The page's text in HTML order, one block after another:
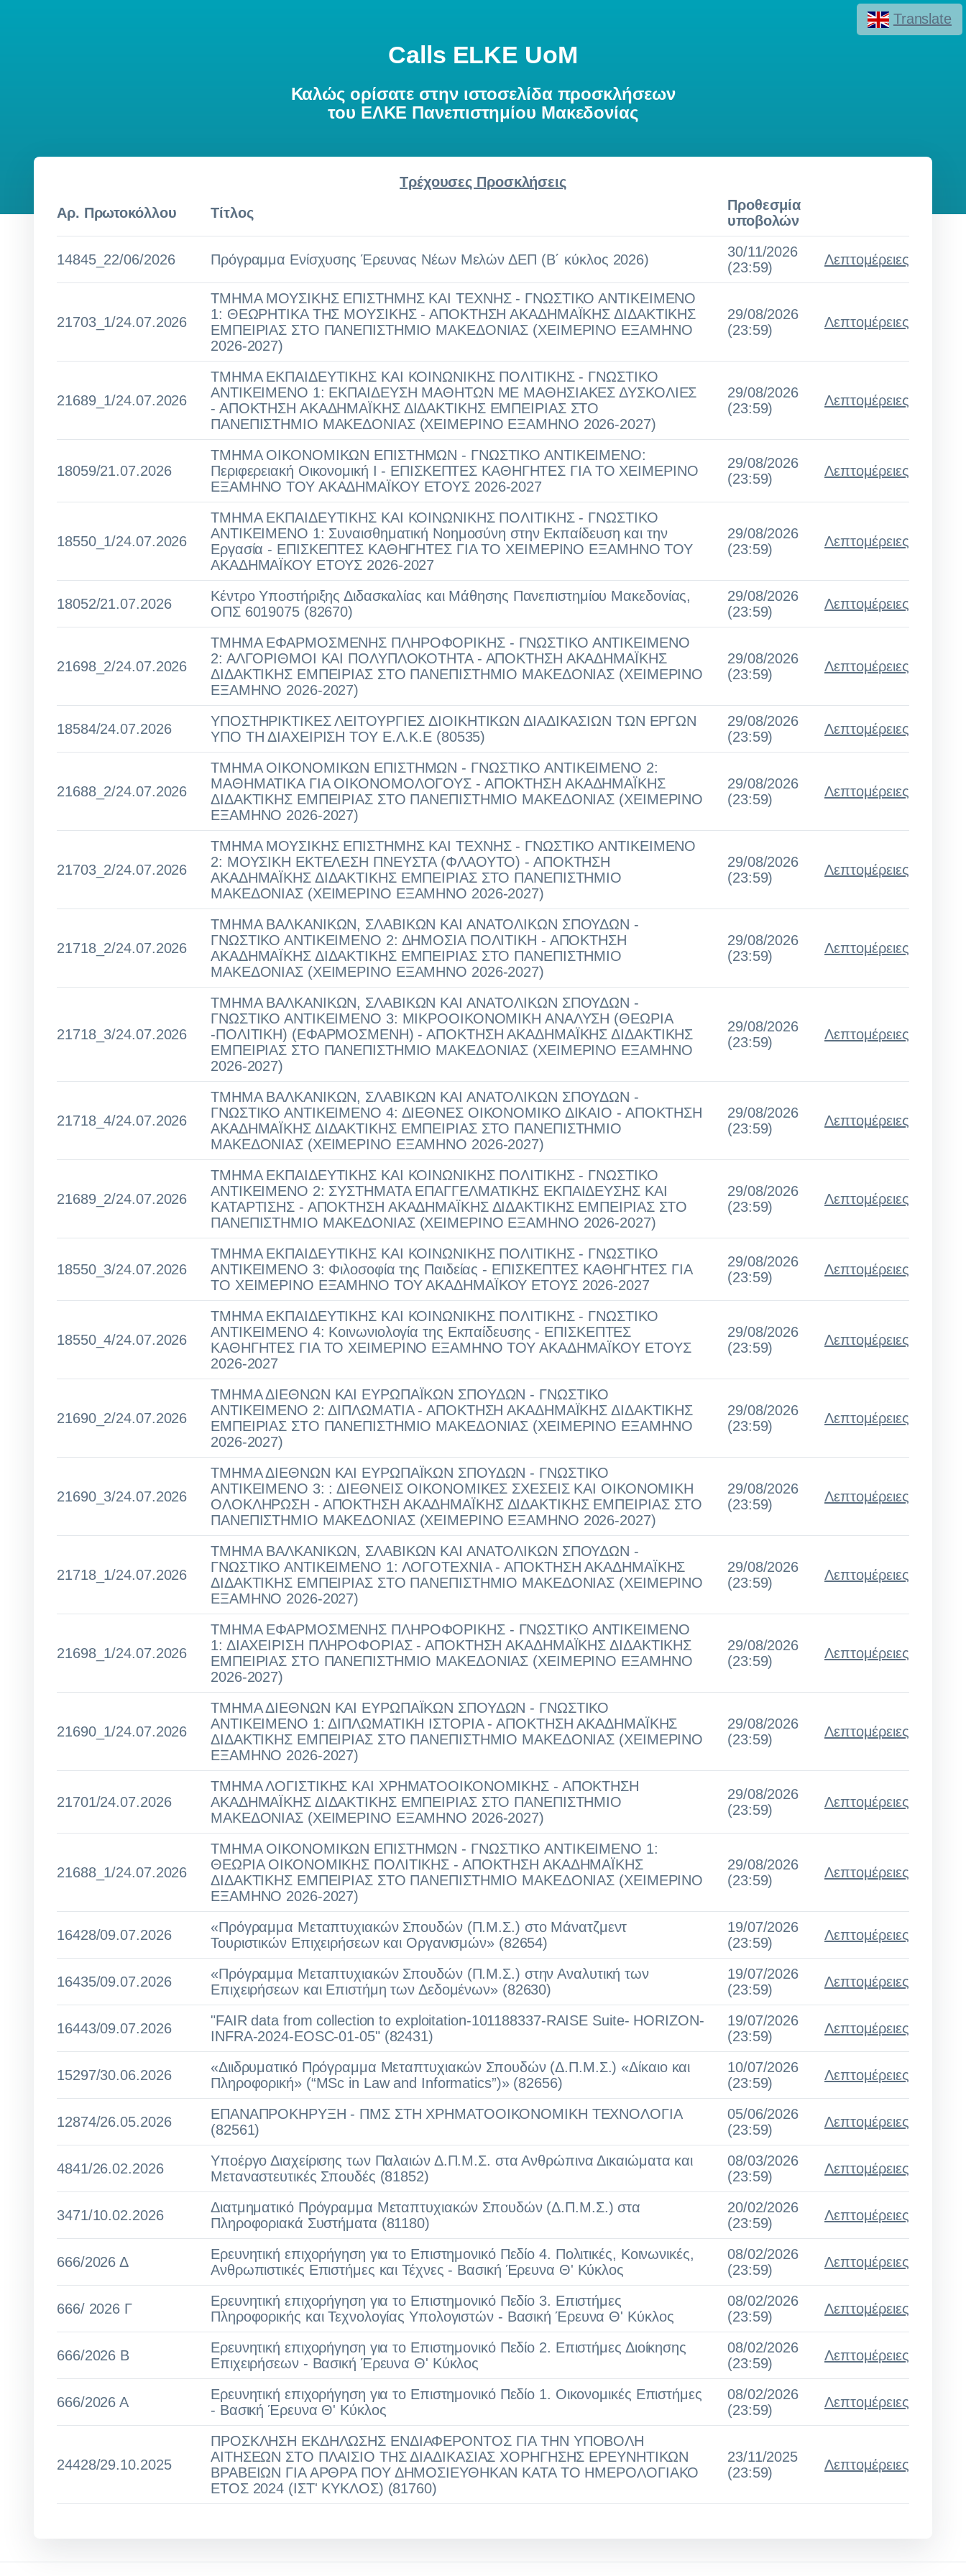
Translate
Calls ELKE UoM
Καλώς ορίσατε στην ιστοσελίδα προσκλήσεων
του ΕΛΚΕ Πανεπιστημίου Μακεδονίας
Τρέχουσες Προσκλήσεις
Αρ. Πρωτοκόλλου
Τίτλος
Προθεσμία
υποβολών
14845_22/06/2026 Πρόγραμμα Ενίσχυσης Έρευνας Νέων Μελών ΔΕΠ (Β΄ κύκλος 2026)
30/11/2026
(23:59)
Λεπτομέρειες
21703_1/24.07.2026
ΤΜΗΜΑ ΜΟΥΣΙΚΗΣ ΕΠΙΣΤΗΜΗΣ ΚΑΙ ΤΕΧΝΗΣ - ΓΝΩΣΤΙΚΟ ΑΝΤΙΚΕΙΜΕΝΟ
1: ΘΕΩΡΗΤΙΚΑ ΤΗΣ ΜΟΥΣΙΚΗΣ - ΑΠΟΚΤΗΣΗ ΑΚΑΔΗΜΑΪΚΗΣ ΔΙΔΑΚΤΙΚΗΣ
ΕΜΠΕΙΡΙΑΣ ΣΤΟ ΠΑΝΕΠΙΣΤΗΜΙΟ ΜΑΚΕΔΟΝΙΑΣ (ΧΕΙΜΕΡΙΝΟ ΕΞΑΜΗΝΟ
2026-2027)
29/08/2026
(23:59)
Λεπτομέρειες
21689_1/24.07.2026
ΤΜΗΜΑ ΕΚΠΑΙΔΕΥΤΙΚΗΣ ΚΑΙ ΚΟΙΝΩΝΙΚΗΣ ΠΟΛΙΤΙΚΗΣ - ΓΝΩΣΤΙΚΟ
ΑΝΤΙΚΕΙΜΕΝΟ 1: ΕΚΠΑΙΔΕΥΣΗ ΜΑΘΗΤΩΝ ΜΕ ΜΑΘΗΣΙΑΚΕΣ ΔΥΣΚΟΛΙΕΣ
- ΑΠΟΚΤΗΣΗ ΑΚΑΔΗΜΑΪΚΗΣ ΔΙΔΑΚΤΙΚΗΣ ΕΜΠΕΙΡΙΑΣ ΣΤΟ
ΠΑΝΕΠΙΣΤΗΜΙΟ ΜΑΚΕΔΟΝΙΑΣ (ΧΕΙΜΕΡΙΝΟ ΕΞΑΜΗΝΟ 2026-2027)
29/08/2026
(23:59)
Λεπτομέρειες
18059/21.07.2026
ΤΜΗΜΑ ΟΙΚΟΝΟΜΙΚΩΝ ΕΠΙΣΤΗΜΩΝ - ΓΝΩΣΤΙΚΟ ΑΝΤΙΚΕΙΜΕΝΟ:
Περιφερειακή Οικονομική Ι - ΕΠΙΣΚΕΠΤΕΣ ΚΑΘΗΓΗΤΕΣ ΓΙΑ ΤΟ ΧΕΙΜΕΡΙΝΟ
ΕΞΑΜΗΝΟ ΤΟΥ ΑΚΑΔΗΜΑΪΚΟΥ ΕΤΟΥΣ 2026-2027
29/08/2026
(23:59)
Λεπτομέρειες
18550_1/24.07.2026
ΤΜΗΜΑ ΕΚΠΑΙΔΕΥΤΙΚΗΣ ΚΑΙ ΚΟΙΝΩΝΙΚΗΣ ΠΟΛΙΤΙΚΗΣ - ΓΝΩΣΤΙΚΟ
ΑΝΤΙΚΕΙΜΕΝΟ 1: Συναισθηματική Νοημοσύνη στην Εκπαίδευση και την
Εργασία - ΕΠΙΣΚΕΠΤΕΣ ΚΑΘΗΓΗΤΕΣ ΓΙΑ ΤΟ ΧΕΙΜΕΡΙΝΟ ΕΞΑΜΗΝΟ ΤΟΥ
ΑΚΑΔΗΜΑΪΚΟΥ ΕΤΟΥΣ 2026-2027
29/08/2026
(23:59)
Λεπτομέρειες
18052/21.07.2026
Κέντρο Υποστήριξης Διδασκαλίας και Μάθησης Πανεπιστημίου Μακεδονίας,
ΟΠΣ 6019075 (82670)
29/08/2026
(23:59)
Λεπτομέρειες
21698_2/24.07.2026
ΤΜΗΜΑ ΕΦΑΡΜΟΣΜΕΝΗΣ ΠΛΗΡΟΦΟΡΙΚΗΣ - ΓΝΩΣΤΙΚΟ ΑΝΤΙΚΕΙΜΕΝΟ
2: ΑΛΓΟΡΙΘΜΟΙ ΚΑΙ ΠΟΛΥΠΛΟΚΟΤΗΤΑ - ΑΠΟΚΤΗΣΗ ΑΚΑΔΗΜΑΪΚΗΣ
ΔΙΔΑΚΤΙΚΗΣ ΕΜΠΕΙΡΙΑΣ ΣΤΟ ΠΑΝΕΠΙΣΤΗΜΙΟ ΜΑΚΕΔΟΝΙΑΣ (ΧΕΙΜΕΡΙΝΟ
ΕΞΑΜΗΝΟ 2026-2027)
29/08/2026
(23:59)
Λεπτομέρειες
18584/24.07.2026
ΥΠΟΣΤΗΡΙΚΤΙΚΕΣ ΛΕΙΤΟΥΡΓΙΕΣ ΔΙΟΙΚΗΤΙΚΩΝ ΔΙΑΔΙΚΑΣΙΩΝ ΤΩΝ ΕΡΓΩΝ
ΥΠΟ ΤΗ ΔΙΑΧΕΙΡΙΣΗ ΤΟΥ Ε.Λ.Κ.Ε (80535)
29/08/2026
(23:59)
Λεπτομέρειες
21688_2/24.07.2026
ΤΜΗΜΑ ΟΙΚΟΝΟΜΙΚΩΝ ΕΠΙΣΤΗΜΩΝ - ΓΝΩΣΤΙΚΟ ΑΝΤΙΚΕΙΜΕΝΟ 2:
ΜΑΘΗΜΑΤΙΚΑ ΓΙΑ ΟΙΚΟΝΟΜΟΛΟΓΟΥΣ - ΑΠΟΚΤΗΣΗ ΑΚΑΔΗΜΑΪΚΗΣ
ΔΙΔΑΚΤΙΚΗΣ ΕΜΠΕΙΡΙΑΣ ΣΤΟ ΠΑΝΕΠΙΣΤΗΜΙΟ ΜΑΚΕΔΟΝΙΑΣ (ΧΕΙΜΕΡΙΝΟ
ΕΞΑΜΗΝΟ 2026-2027)
29/08/2026
(23:59)
Λεπτομέρειες
21703_2/24.07.2026
ΤΜΗΜΑ ΜΟΥΣΙΚΗΣ ΕΠΙΣΤΗΜΗΣ ΚΑΙ ΤΕΧΝΗΣ - ΓΝΩΣΤΙΚΟ ΑΝΤΙΚΕΙΜΕΝΟ
2: ΜΟΥΣΙΚΗ ΕΚΤΕΛΕΣΗ ΠΝΕΥΣΤΑ (ΦΛΑΟΥΤΟ) - ΑΠΟΚΤΗΣΗ
ΑΚΑΔΗΜΑΪΚΗΣ ΔΙΔΑΚΤΙΚΗΣ ΕΜΠΕΙΡΙΑΣ ΣΤΟ ΠΑΝΕΠΙΣΤΗΜΙΟ
ΜΑΚΕΔΟΝΙΑΣ (ΧΕΙΜΕΡΙΝΟ ΕΞΑΜΗΝΟ 2026-2027)
29/08/2026
(23:59)
Λεπτομέρειες
21718_2/24.07.2026
ΤΜΗΜΑ ΒΑΛΚΑΝΙΚΩΝ, ΣΛΑΒΙΚΩΝ ΚΑΙ ΑΝΑΤΟΛΙΚΩΝ ΣΠΟΥΔΩΝ -
ΓΝΩΣΤΙΚΟ ΑΝΤΙΚΕΙΜΕΝΟ 2: ΔΗΜΟΣΙΑ ΠΟΛΙΤΙΚΗ - ΑΠΟΚΤΗΣΗ
ΑΚΑΔΗΜΑΪΚΗΣ ΔΙΔΑΚΤΙΚΗΣ ΕΜΠΕΙΡΙΑΣ ΣΤΟ ΠΑΝΕΠΙΣΤΗΜΙΟ
ΜΑΚΕΔΟΝΙΑΣ (ΧΕΙΜΕΡΙΝΟ ΕΞΑΜΗΝΟ 2026-2027)
29/08/2026
(23:59)
Λεπτομέρειες
21718_3/24.07.2026
ΤΜΗΜΑ ΒΑΛΚΑΝΙΚΩΝ, ΣΛΑΒΙΚΩΝ ΚΑΙ ΑΝΑΤΟΛΙΚΩΝ ΣΠΟΥΔΩΝ -
ΓΝΩΣΤΙΚΟ ΑΝΤΙΚΕΙΜΕΝΟ 3: ΜΙΚΡΟΟΙΚΟΝΟΜΙΚΗ ΑΝΑΛΥΣΗ (ΘΕΩΡΙΑ
-ΠΟΛΙΤΙΚΗ) (ΕΦΑΡΜΟΣΜΕΝΗ) - ΑΠΟΚΤΗΣΗ ΑΚΑΔΗΜΑΪΚΗΣ ΔΙΔΑΚΤΙΚΗΣ
ΕΜΠΕΙΡΙΑΣ ΣΤΟ ΠΑΝΕΠΙΣΤΗΜΙΟ ΜΑΚΕΔΟΝΙΑΣ (ΧΕΙΜΕΡΙΝΟ ΕΞΑΜΗΝΟ
2026-2027)
29/08/2026
(23:59)
Λεπτομέρειες
21718_4/24.07.2026
ΤΜΗΜΑ ΒΑΛΚΑΝΙΚΩΝ, ΣΛΑΒΙΚΩΝ ΚΑΙ ΑΝΑΤΟΛΙΚΩΝ ΣΠΟΥΔΩΝ -
ΓΝΩΣΤΙΚΟ ΑΝΤΙΚΕΙΜΕΝΟ 4: ΔΙΕΘΝΕΣ ΟΙΚΟΝΟΜΙΚΟ ΔΙΚΑΙΟ - ΑΠΟΚΤΗΣΗ
ΑΚΑΔΗΜΑΪΚΗΣ ΔΙΔΑΚΤΙΚΗΣ ΕΜΠΕΙΡΙΑΣ ΣΤΟ ΠΑΝΕΠΙΣΤΗΜΙΟ
ΜΑΚΕΔΟΝΙΑΣ (ΧΕΙΜΕΡΙΝΟ ΕΞΑΜΗΝΟ 2026-2027)
29/08/2026
(23:59)
Λεπτομέρειες
21689_2/24.07.2026
ΤΜΗΜΑ ΕΚΠΑΙΔΕΥΤΙΚΗΣ ΚΑΙ ΚΟΙΝΩΝΙΚΗΣ ΠΟΛΙΤΙΚΗΣ - ΓΝΩΣΤΙΚΟ
ΑΝΤΙΚΕΙΜΕΝΟ 2: ΣΥΣΤΗΜΑΤΑ ΕΠΑΓΓΕΛΜΑΤΙΚΗΣ ΕΚΠΑΙΔΕΥΣΗΣ ΚΑΙ
ΚΑΤΑΡΤΙΣΗΣ - ΑΠΟΚΤΗΣΗ ΑΚΑΔΗΜΑΪΚΗΣ ΔΙΔΑΚΤΙΚΗΣ ΕΜΠΕΙΡΙΑΣ ΣΤΟ
ΠΑΝΕΠΙΣΤΗΜΙΟ ΜΑΚΕΔΟΝΙΑΣ (ΧΕΙΜΕΡΙΝΟ ΕΞΑΜΗΝΟ 2026-2027)
29/08/2026
(23:59)
Λεπτομέρειες
18550_3/24.07.2026
ΤΜΗΜΑ ΕΚΠΑΙΔΕΥΤΙΚΗΣ ΚΑΙ ΚΟΙΝΩΝΙΚΗΣ ΠΟΛΙΤΙΚΗΣ - ΓΝΩΣΤΙΚΟ
ΑΝΤΙΚΕΙΜΕΝΟ 3: Φιλοσοφία της Παιδείας - ΕΠΙΣΚΕΠΤΕΣ ΚΑΘΗΓΗΤΕΣ ΓΙΑ
ΤΟ ΧΕΙΜΕΡΙΝΟ ΕΞΑΜΗΝΟ ΤΟΥ ΑΚΑΔΗΜΑΪΚΟΥ ΕΤΟΥΣ 2026-2027
29/08/2026
(23:59)
Λεπτομέρειες
18550_4/24.07.2026
ΤΜΗΜΑ ΕΚΠΑΙΔΕΥΤΙΚΗΣ ΚΑΙ ΚΟΙΝΩΝΙΚΗΣ ΠΟΛΙΤΙΚΗΣ - ΓΝΩΣΤΙΚΟ
ΑΝΤΙΚΕΙΜΕΝΟ 4: Κοινωνιολογία της Εκπαίδευσης - ΕΠΙΣΚΕΠΤΕΣ
ΚΑΘΗΓΗΤΕΣ ΓΙΑ ΤΟ ΧΕΙΜΕΡΙΝΟ ΕΞΑΜΗΝΟ ΤΟΥ ΑΚΑΔΗΜΑΪΚΟΥ ΕΤΟΥΣ
2026-2027
29/08/2026
(23:59)
Λεπτομέρειες
21690_2/24.07.2026
ΤΜΗΜΑ ΔΙΕΘΝΩΝ ΚΑΙ ΕΥΡΩΠΑΪΚΩΝ ΣΠΟΥΔΩΝ - ΓΝΩΣΤΙΚΟ
ΑΝΤΙΚΕΙΜΕΝΟ 2: ΔΙΠΛΩΜΑΤΙΑ - ΑΠΟΚΤΗΣΗ ΑΚΑΔΗΜΑΪΚΗΣ ΔΙΔΑΚΤΙΚΗΣ
ΕΜΠΕΙΡΙΑΣ ΣΤΟ ΠΑΝΕΠΙΣΤΗΜΙΟ ΜΑΚΕΔΟΝΙΑΣ (ΧΕΙΜΕΡΙΝΟ ΕΞΑΜΗΝΟ
2026-2027)
29/08/2026
(23:59)
Λεπτομέρειες
21690_3/24.07.2026
ΤΜΗΜΑ ΔΙΕΘΝΩΝ ΚΑΙ ΕΥΡΩΠΑΪΚΩΝ ΣΠΟΥΔΩΝ - ΓΝΩΣΤΙΚΟ
ΑΝΤΙΚΕΙΜΕΝΟ 3: : ΔΙΕΘΝΕΙΣ ΟΙΚΟΝΟΜΙΚΕΣ ΣΧΕΣΕΙΣ ΚΑΙ ΟΙΚΟΝΟΜΙΚΗ
ΟΛΟΚΛΗΡΩΣΗ - ΑΠΟΚΤΗΣΗ ΑΚΑΔΗΜΑΪΚΗΣ ΔΙΔΑΚΤΙΚΗΣ ΕΜΠΕΙΡΙΑΣ ΣΤΟ
ΠΑΝΕΠΙΣΤΗΜΙΟ ΜΑΚΕΔΟΝΙΑΣ (ΧΕΙΜΕΡΙΝΟ ΕΞΑΜΗΝΟ 2026-2027)
29/08/2026
(23:59)
Λεπτομέρειες
21718_1/24.07.2026
ΤΜΗΜΑ ΒΑΛΚΑΝΙΚΩΝ, ΣΛΑΒΙΚΩΝ ΚΑΙ ΑΝΑΤΟΛΙΚΩΝ ΣΠΟΥΔΩΝ -
ΓΝΩΣΤΙΚΟ ΑΝΤΙΚΕΙΜΕΝΟ 1: ΛΟΓΟΤΕΧΝΙΑ - ΑΠΟΚΤΗΣΗ ΑΚΑΔΗΜΑΪΚΗΣ
ΔΙΔΑΚΤΙΚΗΣ ΕΜΠΕΙΡΙΑΣ ΣΤΟ ΠΑΝΕΠΙΣΤΗΜΙΟ ΜΑΚΕΔΟΝΙΑΣ (ΧΕΙΜΕΡΙΝΟ
ΕΞΑΜΗΝΟ 2026-2027)
29/08/2026
(23:59)
Λεπτομέρειες
21698_1/24.07.2026
ΤΜΗΜΑ ΕΦΑΡΜΟΣΜΕΝΗΣ ΠΛΗΡΟΦΟΡΙΚΗΣ - ΓΝΩΣΤΙΚΟ ΑΝΤΙΚΕΙΜΕΝΟ
1: ΔΙΑΧΕΙΡΙΣΗ ΠΛΗΡΟΦΟΡΙΑΣ - ΑΠΟΚΤΗΣΗ ΑΚΑΔΗΜΑΪΚΗΣ ΔΙΔΑΚΤΙΚΗΣ
ΕΜΠΕΙΡΙΑΣ ΣΤΟ ΠΑΝΕΠΙΣΤΗΜΙΟ ΜΑΚΕΔΟΝΙΑΣ (ΧΕΙΜΕΡΙΝΟ ΕΞΑΜΗΝΟ
2026-2027)
29/08/2026
(23:59)
Λεπτομέρειες
21690_1/24.07.2026
ΤΜΗΜΑ ΔΙΕΘΝΩΝ ΚΑΙ ΕΥΡΩΠΑΪΚΩΝ ΣΠΟΥΔΩΝ - ΓΝΩΣΤΙΚΟ
ΑΝΤΙΚΕΙΜΕΝΟ 1: ΔΙΠΛΩΜΑΤΙΚΗ ΙΣΤΟΡΙΑ - ΑΠΟΚΤΗΣΗ ΑΚΑΔΗΜΑΪΚΗΣ
ΔΙΔΑΚΤΙΚΗΣ ΕΜΠΕΙΡΙΑΣ ΣΤΟ ΠΑΝΕΠΙΣΤΗΜΙΟ ΜΑΚΕΔΟΝΙΑΣ (ΧΕΙΜΕΡΙΝΟ
ΕΞΑΜΗΝΟ 2026-2027)
29/08/2026
(23:59)
Λεπτομέρειες
21701/24.07.2026
ΤΜΗΜΑ ΛΟΓΙΣΤΙΚΗΣ ΚΑΙ ΧΡΗΜΑΤΟΟΙΚΟΝΟΜΙΚΗΣ - ΑΠΟΚΤΗΣΗ
ΑΚΑΔΗΜΑΪΚΗΣ ΔΙΔΑΚΤΙΚΗΣ ΕΜΠΕΙΡΙΑΣ ΣΤΟ ΠΑΝΕΠΙΣΤΗΜΙΟ
ΜΑΚΕΔΟΝΙΑΣ (ΧΕΙΜΕΡΙΝΟ ΕΞΑΜΗΝΟ 2026-2027)
29/08/2026
(23:59)
Λεπτομέρειες
21688_1/24.07.2026
ΤΜΗΜΑ ΟΙΚΟΝΟΜΙΚΩΝ ΕΠΙΣΤΗΜΩΝ - ΓΝΩΣΤΙΚΟ ΑΝΤΙΚΕΙΜΕΝΟ 1:
ΘΕΩΡΙΑ ΟΙΚΟΝΟΜΙΚΗΣ ΠΟΛΙΤΙΚΗΣ - ΑΠΟΚΤΗΣΗ ΑΚΑΔΗΜΑΪΚΗΣ
ΔΙΔΑΚΤΙΚΗΣ ΕΜΠΕΙΡΙΑΣ ΣΤΟ ΠΑΝΕΠΙΣΤΗΜΙΟ ΜΑΚΕΔΟΝΙΑΣ (ΧΕΙΜΕΡΙΝΟ
ΕΞΑΜΗΝΟ 2026-2027)
29/08/2026
(23:59)
Λεπτομέρειες
16428/09.07.2026
«Πρόγραμμα Μεταπτυχιακών Σπουδών (Π.Μ.Σ.) στο Μάνατζμεντ
Τουριστικών Επιχειρήσεων και Οργανισμών» (82654)
19/07/2026
(23:59)
Λεπτομέρειες
16435/09.07.2026
«Πρόγραμμα Μεταπτυχιακών Σπουδών (Π.Μ.Σ.) στην Αναλυτική των
Επιχειρήσεων και Επιστήμη των Δεδομένων» (82630)
19/07/2026
(23:59)
Λεπτομέρειες
16443/09.07.2026
"FAIR data from collection to exploitation-101188337-RAISE Suite- HORIZON-
INFRA-2024-EOSC-01-05" (82431)
19/07/2026
(23:59)
Λεπτομέρειες
15297/30.06.2026
«Διιδρυματικό Πρόγραμμα Μεταπτυχιακών Σπουδών (Δ.Π.Μ.Σ.) «Δίκαιο και
Πληροφορική» (“MSc in Law and Informatics”)» (82656)
10/07/2026
(23:59)
Λεπτομέρειες
12874/26.05.2026
ΕΠΑΝΑΠΡΟΚΗΡΥΞΗ - ΠΜΣ ΣΤΗ ΧΡΗΜΑΤΟΟΙΚΟΝΟΜΙΚΗ ΤΕΧΝΟΛΟΓΙΑ
(82561)
05/06/2026
(23:59)
Λεπτομέρειες
4841/26.02.2026
Υποέργο Διαχείρισης των Παλαιών Δ.Π.Μ.Σ. στα Ανθρώπινα Δικαιώματα και
Μεταναστευτικές Σπουδές (81852)
08/03/2026
(23:59)
Λεπτομέρειες
3471/10.02.2026
Διατμηματικό Πρόγραμμα Μεταπτυχιακών Σπουδών (Δ.Π.Μ.Σ.) στα
Πληροφοριακά Συστήματα (81180)
20/02/2026
(23:59)
Λεπτομέρειες
666/2026 Δ
Ερευνητική επιχορήγηση για το Επιστημονικό Πεδίο 4. Πολιτικές, Κοινωνικές,
Ανθρωπιστικές Επιστήμες και Τέχνες - Βασική Έρευνα Θ' Κύκλος
08/02/2026
(23:59)
Λεπτομέρειες
666/ 2026 Γ
Ερευνητική επιχορήγηση για το Επιστημονικό Πεδίο 3. Επιστήμες
Πληροφορικής και Τεχνολογίας Υπολογιστών - Βασική Έρευνα Θ' Κύκλος
08/02/2026
(23:59)
Λεπτομέρειες
666/2026 Β
Ερευνητική επιχορήγηση για το Επιστημονικό Πεδίο 2. Επιστήμες Διοίκησης
Επιχειρήσεων - Βασική Έρευνα Θ' Κύκλος
08/02/2026
(23:59)
Λεπτομέρειες
666/2026 Α
Ερευνητική επιχορήγηση για το Επιστημονικό Πεδίο 1. Οικονομικές Επιστήμες
- Βασική Έρευνα Θ' Κύκλος
08/02/2026
(23:59)
Λεπτομέρειες
24428/29.10.2025
ΠΡΟΣΚΛΗΣΗ ΕΚΔΗΛΩΣΗΣ ΕΝΔΙΑΦΕΡΟΝΤΟΣ ΓΙΑ ΤΗΝ ΥΠΟΒΟΛΗ
ΑΙΤΗΣΕΩΝ ΣΤΟ ΠΛΑΙΣΙΟ ΤΗΣ ΔΙΑΔΙΚΑΣΙΑΣ ΧΟΡΗΓΗΣΗΣ ΕΡΕΥΝΗΤΙΚΩΝ
ΒΡΑΒΕΙΩΝ ΓΙΑ ΑΡΘΡΑ ΠΟΥ ΔΗΜΟΣΙΕΥΘΗΚΑΝ ΚΑΤΑ ΤΟ ΗΜΕΡΟΛΟΓΙΑΚΟ
ΕΤΟΣ 2024 (ΙΣΤ' ΚΥΚΛΟΣ) (81760)
23/11/2025
(23:59)
Λεπτομέρειες